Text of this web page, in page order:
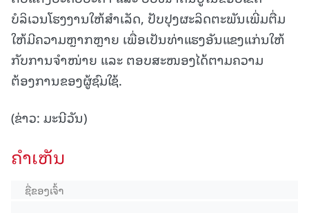
ບໍລິເວນໂຮງງານໃຫ້ສໍາເລັດ, ປັບປຸງຜະລິດຕະພັນເພີ່ມຕື່ມ
ໃຫ້ມີຄວາມຫຼາກຫຼາຍ ເພື່ອເປັນທ່າແຮງອັນແຂງແກ່ນໃຫ້
ກັບການຈຳໜ່າຍ ແລະ ຕອບສະໜອງໄດ້ຕາມຄວາມ
ຕ້ອງການຂອງຜູ້ຊົມໃຊ້.
(ຂ່າວ: ມະນີວັນ)
ຄໍາເຫັນ